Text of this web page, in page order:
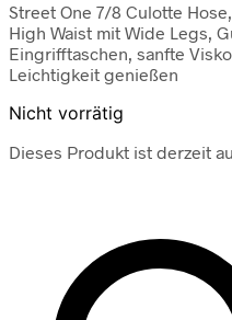
Street One 7/8 Culotte
High Waist mit Wide Legs,
Eingrifftaschen, sanfte
Leichtigkeit genießen
Nicht vorrätig
Dieses Produkt ist derzeit